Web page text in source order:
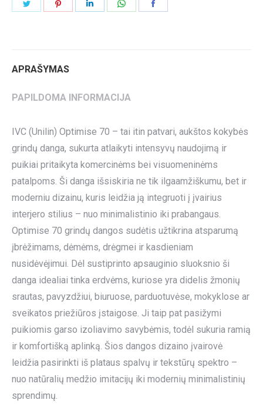
APRAŠYMAS
PAPILDOMA INFORMACIJA
IVC (Unilin) Optimise 70 – tai itin patvari, aukštos kokybės
grindų danga, sukurta atlaikyti intensyvų naudojimą ir
puikiai pritaikyta komercinėms bei visuomeninėms
patalpoms. Ši danga išsiskiria ne tik ilgaamžiškumu, bet ir
moderniu dizainu, kuris leidžia ją integruoti į įvairius
interjero stilius – nuo minimalistinio iki prabangaus.
Optimise 70 grindų dangos sudėtis užtikrina atsparumą
įbrėžimams, dėmėms, drėgmei ir kasdieniam
nusidėvėjimui. Dėl sustiprinto apsauginio sluoksnio ši
danga idealiai tinka erdvėms, kuriose yra didelis žmonių
srautas, pavyzdžiui, biuruose, parduotuvėse, mokyklose ar
sveikatos priežiūros įstaigose. Ji taip pat pasižymi
puikiomis garso izoliavimo savybėmis, todėl sukuria ramią
ir komfortišką aplinką. Šios dangos dizaino įvairovė
leidžia pasirinkti iš plataus spalvų ir tekstūrų spektro –
nuo natūralių medžio imitacijų iki modernių minimalistinių
sprendimų.